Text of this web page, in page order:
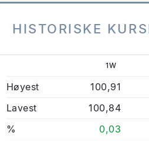
HISTORISKE
1W
Høyest 100,91
Lavest
100,84
%
0,03